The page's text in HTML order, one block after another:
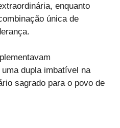
enquanto
única de
dupla imbatível na
sagrado para o povo de